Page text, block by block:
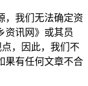
，我们无法确定资
资讯网》或其员
，因此，我们不
果有任何文章不合